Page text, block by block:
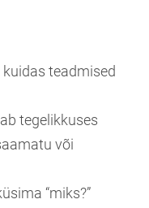
teadmised
tegelikkuses
või
“miks?”